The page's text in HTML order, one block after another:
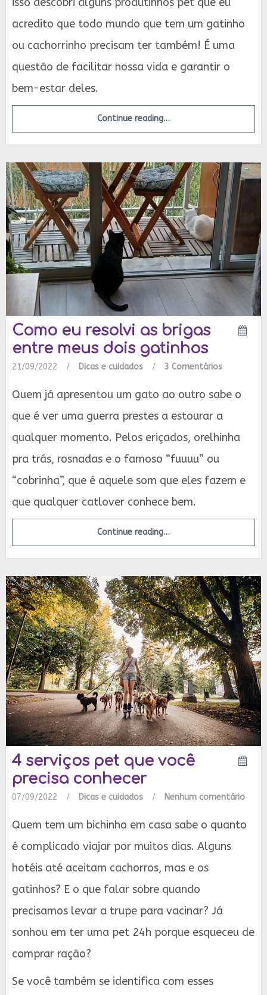
acredito que todo mundo que tem um gatinho
ou cachorrinho precisam ter também! É uma
questão de facilitar nossa vida e garantir o
bem-estar deles.
Continue reading…
Como eu resolvi as brigas
entre meus dois gatinhos
21/09/2022 / Dicas e cuidados / 3 Comentários
Quem já apresentou um gato ao outro sabe o
que é ver uma guerra prestes a estourar a
qualquer momento. Pelos eriçados, orelhinha
pra trás, rosnadas e o famoso “fuuuu” ou
“cobrinha”, que é aquele som que eles fazem e
que qualquer catlover conhece bem.
Continue reading…
4 serviços pet que você
precisa conhecer
07/09/2022 / Dicas e cuidados / Nenhum comentário
Quem tem um bichinho em casa sabe o quanto
é complicado viajar por muitos dias. Alguns
hotéis até aceitam cachorros, mas e os
gatinhos? E o que falar sobre quando
precisamos levar a trupe para vacinar? Já
sonhou em ter uma pet 24h porque esqueceu de
comprar ração?
Se você também se identifica com esses